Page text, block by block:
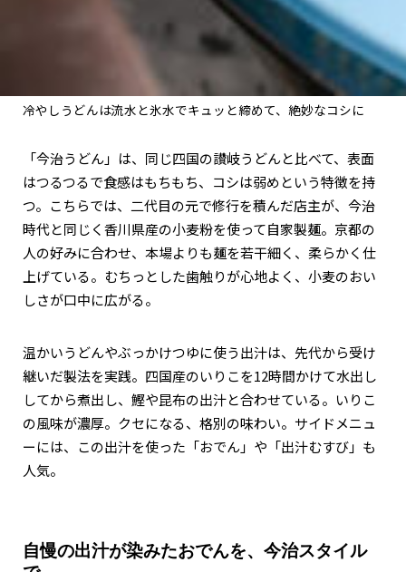
冷やしうどんは流水と氷水でキュッと締めて、絶妙なコシに
「今治うどん」は、同じ四国の讃岐うどんと比べて、表面
はつるつるで食感はもちもち、コシは弱めという特徴を持
つ。こちらでは、二代目の元で修行を積んだ店主が、今治
時代と同じく香川県産の小麦粉を使って自家製麺。京都の
人の好みに合わせ、本場よりも麺を若干細く、柔らかく仕
上げている。むちっとした歯触りが心地よく、小麦のおい
しさが口中に広がる。
温かいうどんやぶっかけつゆに使う出汁は、先代から受け
継いだ製法を実践。四国産のいりこを12時間かけて水出し
してから煮出し、鰹や昆布の出汁と合わせている。いりこ
の風味が濃厚。クセになる、格別の味わい。サイドメニュ
ーには、この出汁を使った「おでん」や「出汁むすび」も
人気。
自慢の出汁が染みたおでんを、今治スタイル